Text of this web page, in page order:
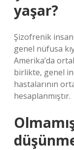
yaşar?
Şizofrenik
genel nüfusa
Amerika’da
birlikte, genel
hastalarının
hesaplanmıştır.